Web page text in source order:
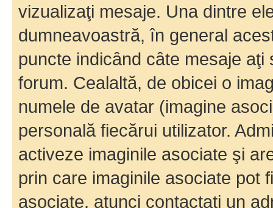
vizualizaţi mesaje. Una dintre
dumneavoastră, în general
puncte indicând câte mesaje
forum. Cealaltă, de obicei o
numele de avatar (imagine
personală fiecărui utilizator.
activeze imaginile asociate şi
prin care imaginile asociate pot
asociate, atunci contactaţi un